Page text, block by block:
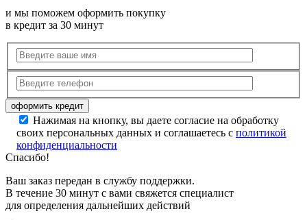
и мы поможем оформить покупку
в кредит за 30 минут
Нажимая на кнопку, вы даете согласие на обработку
своих персональных данных и соглашаетесь с политикой
конфиденциальности
Спасибо!
Ваш заказ передан в службу поддержки.
В течение 30 минут с вами свяжется специалист
для определения дальнейших действий